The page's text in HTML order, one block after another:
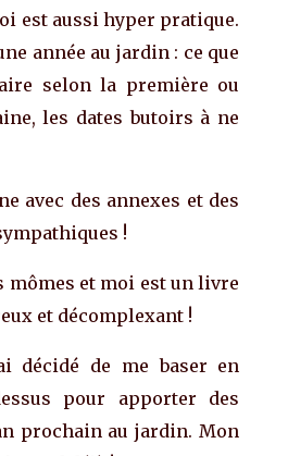
est aussi hyper pratique.
année au jardin : ce que
selon la première ou
les dates butoirs à ne
avec des annexes et des
!
mômes et moi est un livre
et décomplexant !
décidé de me baser en
pour apporter des
prochain au jardin. Mon